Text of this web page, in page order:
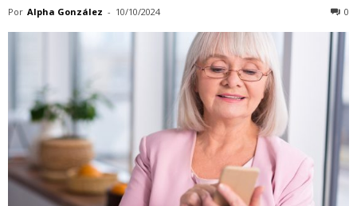
Por Alpha González - 10/10/2024 0